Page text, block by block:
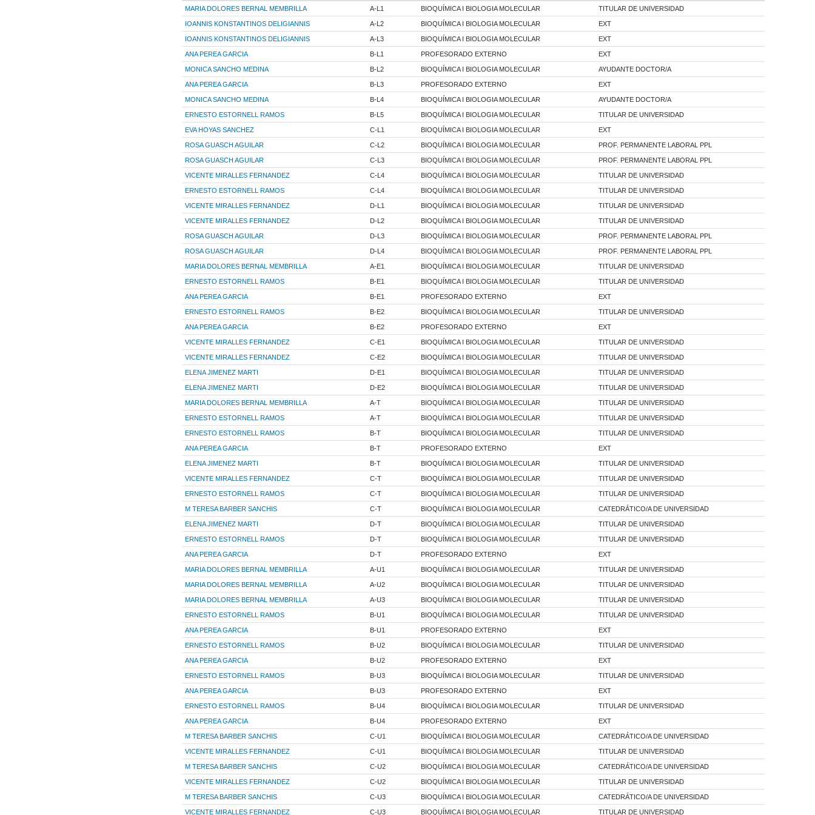
MARIA DOLORES BERNAL MEMBRILLA
A-L1 BIOQUÍMICA I BIOLOGIA MOLECULAR TITULAR DE UNIVERSIDAD
IOANNIS KONSTANTINOS DELIGIANNIS A-L2 BIOQUÍMICA I BIOLOGIA MOLECULAR EXT
IOANNIS KONSTANTINOS DELIGIANNIS A-L3 BIOQUÍMICA I BIOLOGIA MOLECULAR EXT
ANA PEREA GARCIA B-L1 PROFESORADO EXTERNO EXT
MONICA SANCHO MEDINA B-L2 BIOQUÍMICA I BIOLOGIA MOLECULAR AYUDANTE DOCTOR/A
ANA PEREA GARCIA B-L3 PROFESORADO EXTERNO EXT
MONICA SANCHO MEDINA B-L4 BIOQUÍMICA I BIOLOGIA MOLECULAR AYUDANTE DOCTOR/A
ERNESTO ESTORNELL RAMOS B-L5 BIOQUÍMICA I BIOLOGIA MOLECULAR TITULAR DE UNIVERSIDAD
EVA HOYAS SANCHEZ C-L1 BIOQUÍMICA I BIOLOGIA MOLECULAR EXT
ROSA GUASCH AGUILAR C-L2 BIOQUÍMICA I BIOLOGIA MOLECULAR PROF. PERMANENTE LABORAL PPL
ROSA GUASCH AGUILAR C-L3 BIOQUÍMICA I BIOLOGIA MOLECULAR PROF. PERMANENTE LABORAL PPL
VICENTE MIRALLES FERNANDEZ C-L4 BIOQUÍMICA I BIOLOGIA MOLECULAR TITULAR DE UNIVERSIDAD
ERNESTO ESTORNELL RAMOS C-L4 BIOQUÍMICA I BIOLOGIA MOLECULAR TITULAR DE UNIVERSIDAD
VICENTE MIRALLES FERNANDEZ D-L1 BIOQUÍMICA I BIOLOGIA MOLECULAR TITULAR DE UNIVERSIDAD
VICENTE MIRALLES FERNANDEZ D-L2 BIOQUÍMICA I BIOLOGIA MOLECULAR TITULAR DE UNIVERSIDAD
ROSA GUASCH AGUILAR D-L3 BIOQUÍMICA I BIOLOGIA MOLECULAR PROF. PERMANENTE LABORAL PPL
ROSA GUASCH AGUILAR D-L4 BIOQUÍMICA I BIOLOGIA MOLECULAR PROF. PERMANENTE LABORAL PPL
MARIA DOLORES BERNAL MEMBRILLA A-E1 BIOQUÍMICA I BIOLOGIA MOLECULAR TITULAR DE UNIVERSIDAD
ERNESTO ESTORNELL RAMOS B-E1 BIOQUÍMICA I BIOLOGIA MOLECULAR TITULAR DE UNIVERSIDAD
ANA PEREA GARCIA B-E1 PROFESORADO EXTERNO EXT
ERNESTO ESTORNELL RAMOS B-E2 BIOQUÍMICA I BIOLOGIA MOLECULAR TITULAR DE UNIVERSIDAD
ANA PEREA GARCIA B-E2 PROFESORADO EXTERNO EXT
VICENTE MIRALLES FERNANDEZ C-E1 BIOQUÍMICA I BIOLOGIA MOLECULAR TITULAR DE UNIVERSIDAD
VICENTE MIRALLES FERNANDEZ C-E2 BIOQUÍMICA I BIOLOGIA MOLECULAR TITULAR DE UNIVERSIDAD
ELENA JIMENEZ MARTI D-E1 BIOQUÍMICA I BIOLOGIA MOLECULAR TITULAR DE UNIVERSIDAD
ELENA JIMENEZ MARTI D-E2 BIOQUÍMICA I BIOLOGIA MOLECULAR TITULAR DE UNIVERSIDAD
MARIA DOLORES BERNAL MEMBRILLA A-T BIOQUÍMICA I BIOLOGIA MOLECULAR TITULAR DE UNIVERSIDAD
ERNESTO ESTORNELL RAMOS A-T BIOQUÍMICA I BIOLOGIA MOLECULAR TITULAR DE UNIVERSIDAD
ERNESTO ESTORNELL RAMOS B-T BIOQUÍMICA I BIOLOGIA MOLECULAR TITULAR DE UNIVERSIDAD
ANA PEREA GARCIA B-T PROFESORADO EXTERNO EXT
ELENA JIMENEZ MARTI B-T BIOQUÍMICA I BIOLOGIA MOLECULAR TITULAR DE UNIVERSIDAD
VICENTE MIRALLES FERNANDEZ C-T BIOQUÍMICA I BIOLOGIA MOLECULAR TITULAR DE UNIVERSIDAD
ERNESTO ESTORNELL RAMOS C-T BIOQUÍMICA I BIOLOGIA MOLECULAR TITULAR DE UNIVERSIDAD
M TERESA BARBER SANCHIS C-T BIOQUÍMICA I BIOLOGIA MOLECULAR CATEDRÁTICO/A DE UNIVERSIDAD
ELENA JIMENEZ MARTI D-T BIOQUÍMICA I BIOLOGIA MOLECULAR TITULAR DE UNIVERSIDAD
ERNESTO ESTORNELL RAMOS D-T BIOQUÍMICA I BIOLOGIA MOLECULAR TITULAR DE UNIVERSIDAD
ANA PEREA GARCIA D-T PROFESORADO EXTERNO EXT
MARIA DOLORES BERNAL MEMBRILLA A-U1 BIOQUÍMICA I BIOLOGIA MOLECULAR TITULAR DE UNIVERSIDAD
MARIA DOLORES BERNAL MEMBRILLA A-U2 BIOQUÍMICA I BIOLOGIA MOLECULAR TITULAR DE UNIVERSIDAD
MARIA DOLORES BERNAL MEMBRILLA A-U3 BIOQUÍMICA I BIOLOGIA MOLECULAR TITULAR DE UNIVERSIDAD
ERNESTO ESTORNELL RAMOS B-U1 BIOQUÍMICA I BIOLOGIA MOLECULAR TITULAR DE UNIVERSIDAD
ANA PEREA GARCIA B-U1 PROFESORADO EXTERNO EXT
ERNESTO ESTORNELL RAMOS B-U2 BIOQUÍMICA I BIOLOGIA MOLECULAR TITULAR DE UNIVERSIDAD
ANA PEREA GARCIA B-U2 PROFESORADO EXTERNO EXT
ERNESTO ESTORNELL RAMOS B-U3 BIOQUÍMICA I BIOLOGIA MOLECULAR TITULAR DE UNIVERSIDAD
ANA PEREA GARCIA B-U3 PROFESORADO EXTERNO EXT
ERNESTO ESTORNELL RAMOS B-U4 BIOQUÍMICA I BIOLOGIA MOLECULAR TITULAR DE UNIVERSIDAD
ANA PEREA GARCIA B-U4 PROFESORADO EXTERNO EXT
M TERESA BARBER SANCHIS C-U1 BIOQUÍMICA I BIOLOGIA MOLECULAR CATEDRÁTICO/A DE UNIVERSIDAD
VICENTE MIRALLES FERNANDEZ C-U1 BIOQUÍMICA I BIOLOGIA MOLECULAR TITULAR DE UNIVERSIDAD
M TERESA BARBER SANCHIS C-U2 BIOQUÍMICA I BIOLOGIA MOLECULAR CATEDRÁTICO/A DE UNIVERSIDAD
VICENTE MIRALLES FERNANDEZ C-U2 BIOQUÍMICA I BIOLOGIA MOLECULAR TITULAR DE UNIVERSIDAD
M TERESA BARBER SANCHIS C-U3 BIOQUÍMICA I BIOLOGIA MOLECULAR CATEDRÁTICO/A DE UNIVERSIDAD
VICENTE MIRALLES FERNANDEZ C-U3 BIOQUÍMICA I BIOLOGIA MOLECULAR TITULAR DE UNIVERSIDAD